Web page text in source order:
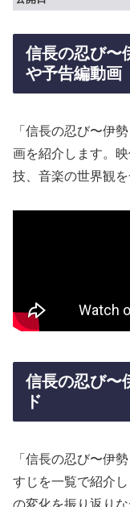
信長の忍び〜
や予告編動画
「信長の忍び〜伊
画を紹介します。
技、音楽の世界観
信長の忍び〜
ド
「信長の忍び〜伊
すじを一覧で紹介
の変化を振り返り